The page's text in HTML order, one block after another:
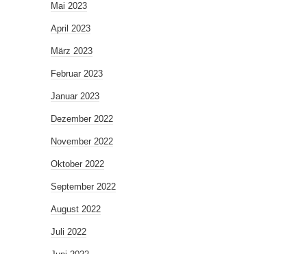
Mai 2023
April 2023
März 2023
Februar 2023
Januar 2023
Dezember 2022
November 2022
Oktober 2022
September 2022
August 2022
Juli 2022